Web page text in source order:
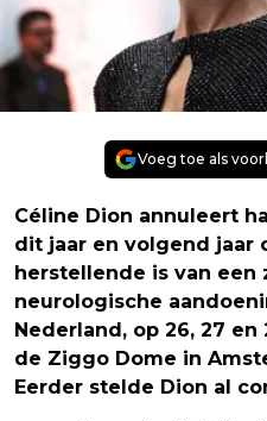
Voeg toe als
Céline Dion annuleert
dit jaar en volgend jaar
herstellende is van een
neurologische
Nederland, op 26, 27
de Ziggo Dome in
Eerder stelde Dion al